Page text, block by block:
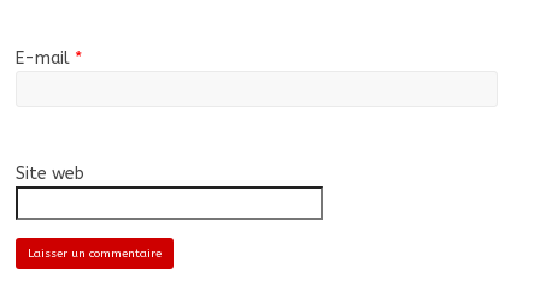
E-mail *
Site web